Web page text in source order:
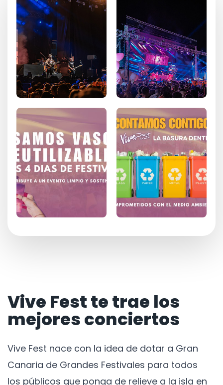
Vive Fest te trae los
mejores conciertos
Vive Fest nace con la idea de dotar a Gran
Canaria de Grandes Festivales para todos
los públicos que ponga de relieve a la isla en